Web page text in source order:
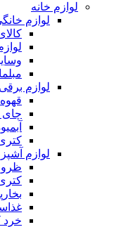
لوازم خانه
لوازم
لوازم
چای
لوازم
خرد